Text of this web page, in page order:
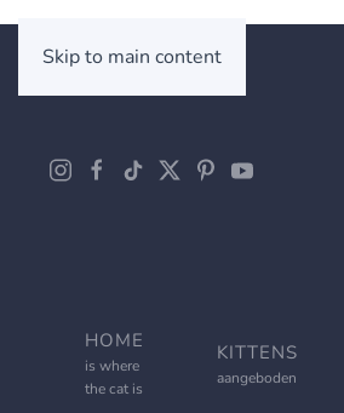
Skip to main content
HOME
is where
the cat is
KITTENS
aangeboden